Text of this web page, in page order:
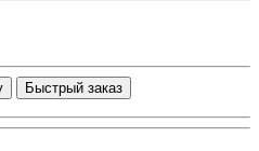
Быстрый заказ